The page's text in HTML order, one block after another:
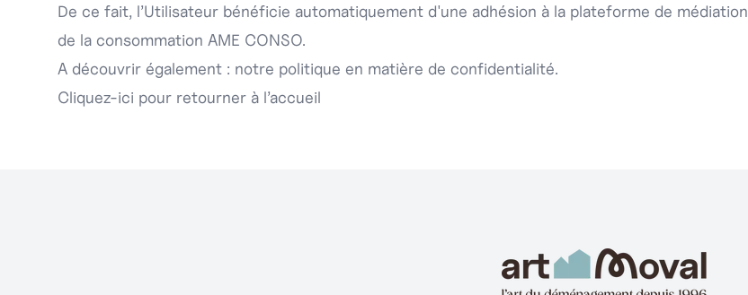
De ce fait, l’Utilisateur bénéficie automatiquement d'une adhésion à la plateforme de médiation
de la consommation AME CONSO.
A découvrir également : notre politique en matière de confidentialité.
Cliquez-ici pour retourner à l’accueil